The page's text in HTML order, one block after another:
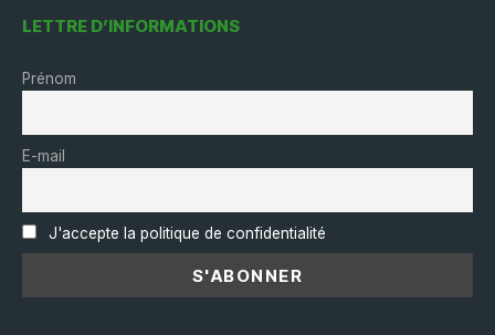
LETTRE D’INFORMATIONS
Prénom
E-mail
J'accepte la politique de confidentialité